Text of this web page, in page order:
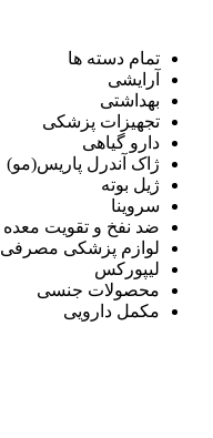
تمام دسته ها
آرایشی
بهداشتی
تجهیزات پزشکی
دارو گیاهی
ژاک آندرل پاریس(مو)
ژیل بوته
سروینا
ضد نفخ و تقویت معده
لوازم پزشکی مصرفی
لیپورکس
محصولات جنسی
مکمل دارویی